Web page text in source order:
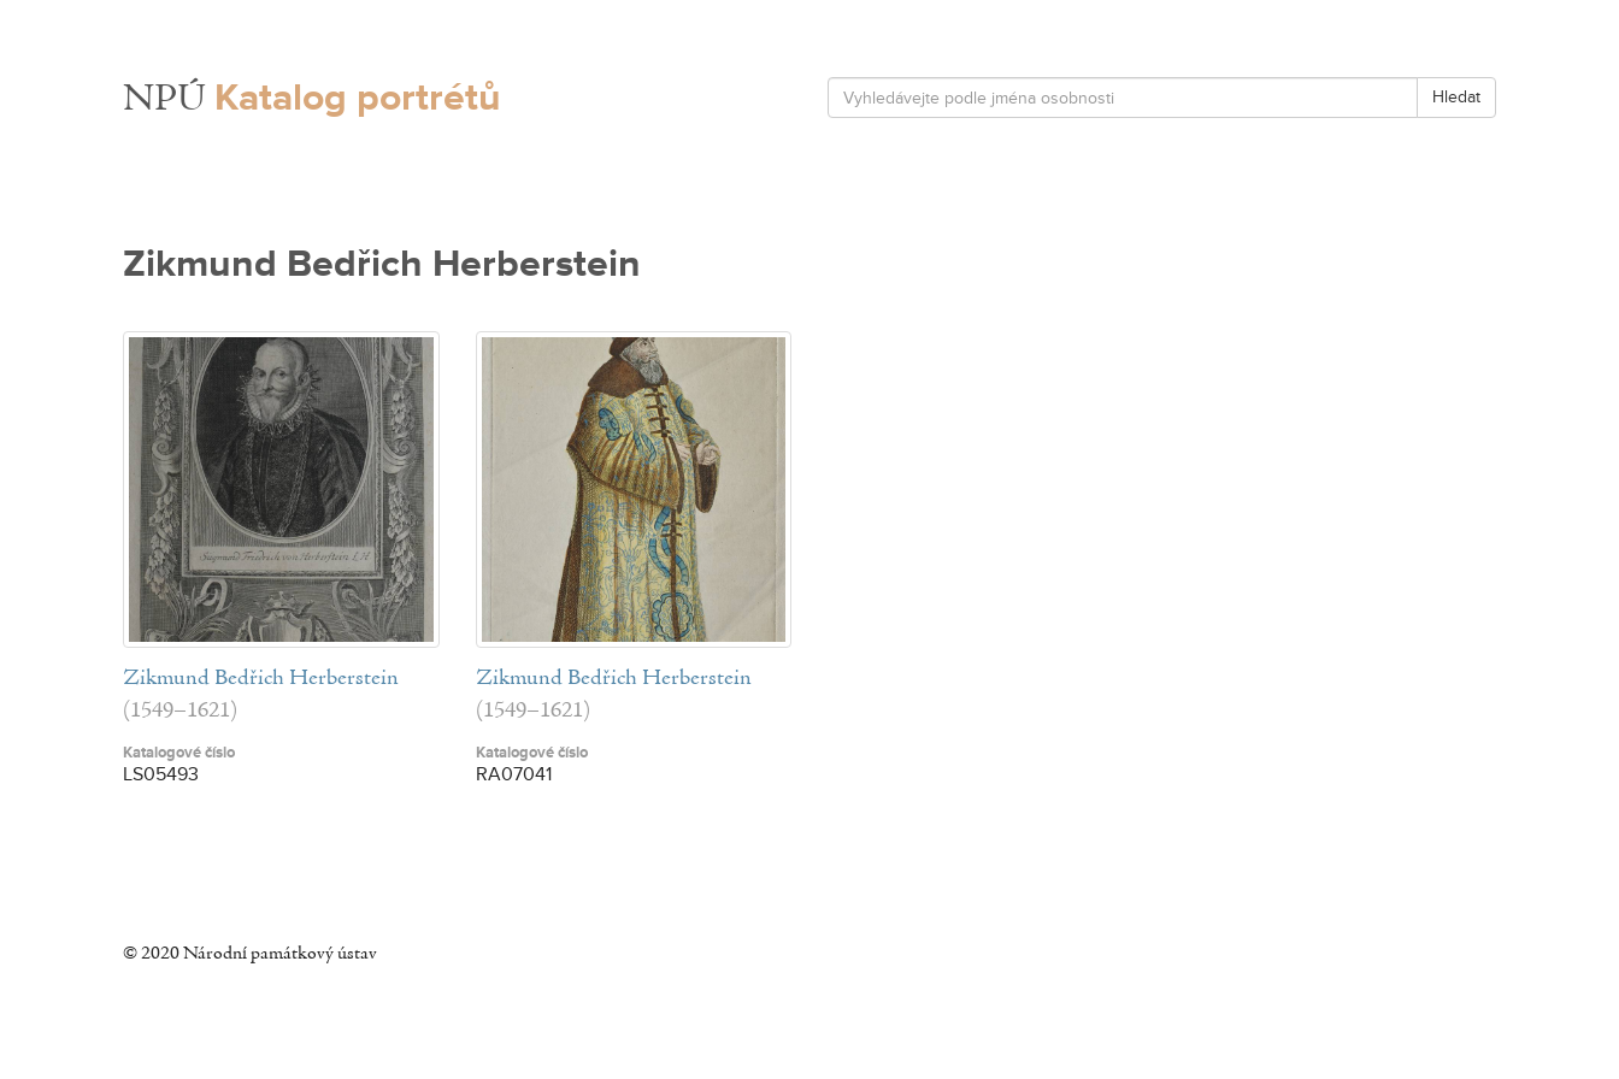
NPÚ Katalog portrétů Hledat
Zikmund Bedřich Herberstein
Zikmund Bedřich Herberstein
(1549–1621)
Katalogové číslo
LS05493
Zikmund Bedřich Herberstein
(1549–1621)
Katalogové číslo
RA07041
© 2020 Národní památkový ústav